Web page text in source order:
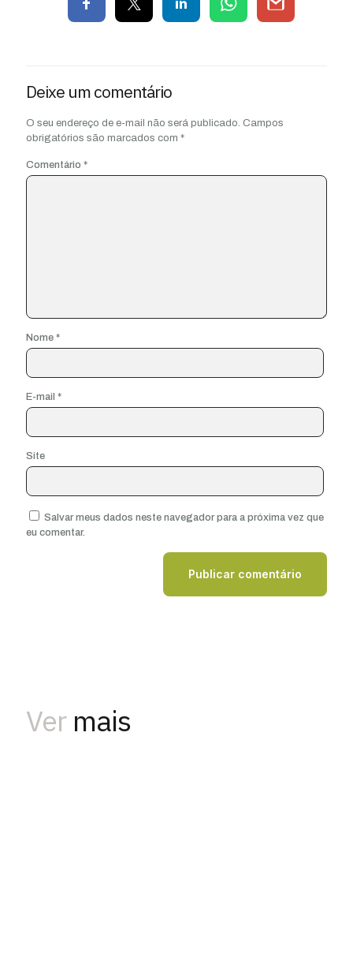
Deixe um comentário
O seu endereço de e-mail não será publicado. Campos
obrigatórios são marcados com *
Comentário *
Nome *
E-mail *
Site
Salvar meus dados neste navegador para a próxima vez que
eu comentar.
Ver mais